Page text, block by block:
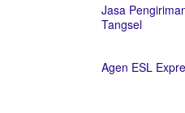
Jasa
Tangsel
Agen ESL